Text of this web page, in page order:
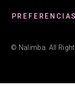
© Nalimba. All